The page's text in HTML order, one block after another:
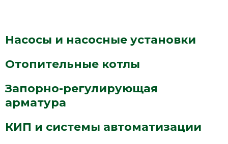
Насосы и насосные установки
Отопительные котлы
Запорно-регулирующая
арматура
КИП и системы автоматизации